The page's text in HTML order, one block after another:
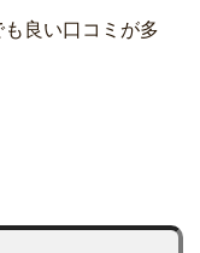
良い口コミが多